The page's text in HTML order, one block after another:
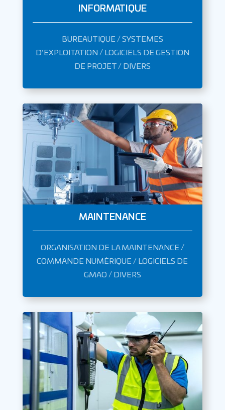
INFORMATIQUE
BUREAUTIQUE / SYSTEMES
D’EXPLOITATION / LOGICIELS DE GESTION
DE PROJET / DIVERS
MAINTENANCE
ORGANISATION DE LA MAINTENANCE /
COMMANDE NUMÉRIQUE / LOGICIELS DE
GMAO / DIVERS